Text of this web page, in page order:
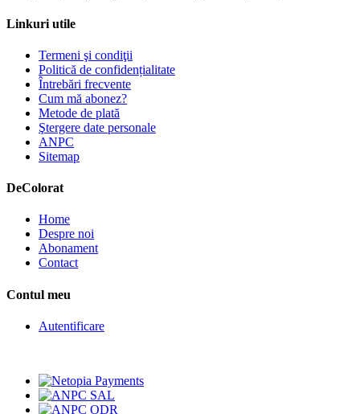
Linkuri utile
Termeni şi condiţii
Politică de confidențialitate
Întrebări frecvente
Cum mă abonez?
Metode de plată
Ştergere date personale
ANPC
Sitemap
DeColorat
Home
Despre noi
Abonament
Contact
Contul meu
Autentificare